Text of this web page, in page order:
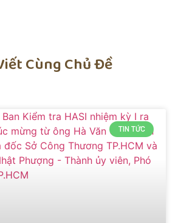
Cùng Chủ Đề
TIN TỨC